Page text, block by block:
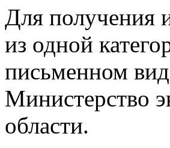
Для получения
из одной
письменном
Министерство
области.